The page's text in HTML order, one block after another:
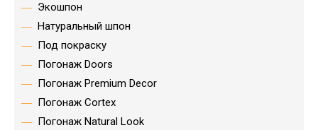
Экошпон
Натуральный шпон
Под покраску
Погонаж Doors
Погонаж Premium Decor
Погонаж Cortex
Погонаж Natural Look